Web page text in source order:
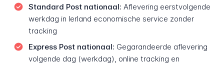
Standard Post nationaal: Aflevering eerstvolgende
werkdag in Ierland economische service zonder
tracking
Express Post nationaal: Gegarandeerde aflevering
volgende dag (werkdag), online tracking en